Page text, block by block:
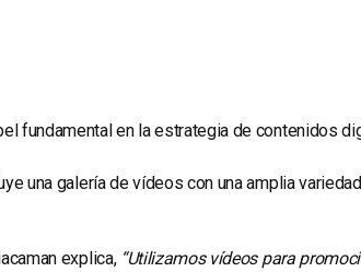
fundamental en la estrategia de contenidos
una galería de vídeos con una amplia
explica, “Utilizamos vídeos para